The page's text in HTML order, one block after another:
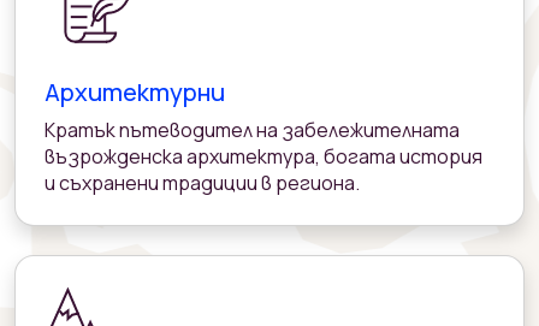
Архитектурни
Кратък пътеводител на забележителната
възрожденска архитектура, богата история
и съхранени традиции в региона.